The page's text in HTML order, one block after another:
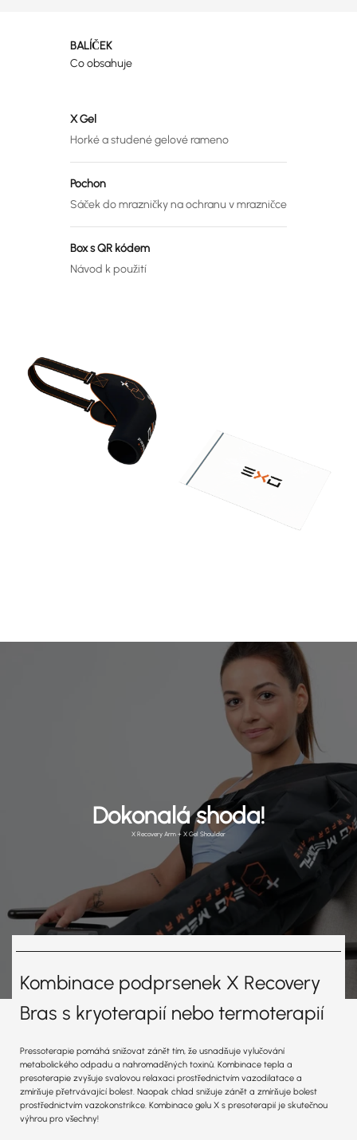
BALÍČEK
Co obsahuje
X Gel
Horké a studené gelové rameno
Pochon
Sáček do mrazničky na ochranu v mrazničce
Box s QR kódem
Návod k použití
Dokonalá shoda!
X Recovery Arm + X Gel Shoulder
Kombinace podprsenek X Recovery
Bras s kryoterapií nebo termoterapií
Pressoterapie pomáhá snižovat zánět tím, že usnadňuje vylučování
metabolického odpadu a nahromaděných toxinů. Kombinace tepla a
presoterapie zvyšuje svalovou relaxaci prostřednictvím vazodilatace a
zmírňuje přetrvávající bolest. Naopak chlad snižuje zánět a zmírňuje bolest
prostřednictvím vazokonstrikce. Kombinace gelu X s presoterapií je skutečnou
výhrou pro všechny!